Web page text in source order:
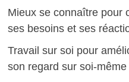
Mieux se connaître pour
ses besoins et ses
Travail sur soi pour
son regard sur soi-même